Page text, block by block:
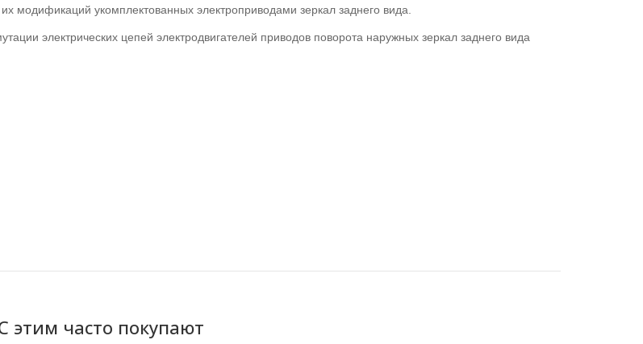
укомплектованных электроприводами зеркал заднего вида.
электрических цепей электродвигателей приводов поворота наружных зеркал заднего вида
этим часто покупают